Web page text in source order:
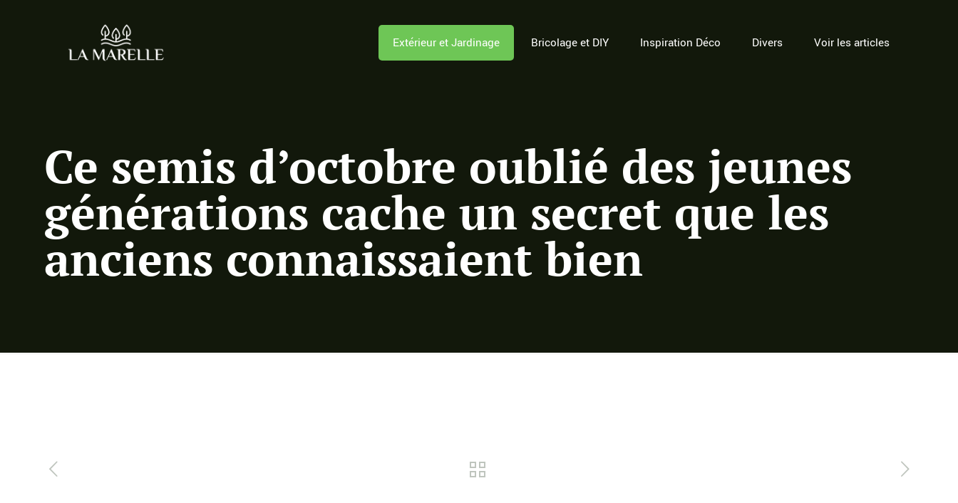
Extérieur et Jardinage Bricolage et DIY Inspiration Déco Divers Voir les articles
Ce semis d’octobre oublié des jeunes
générations cache un secret que les
anciens connaissaient bien